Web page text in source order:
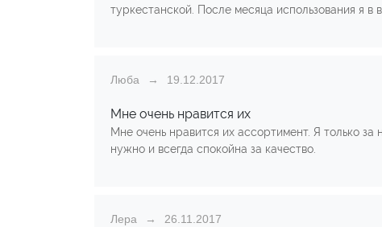
туркестанской. После месяца использования я
Люба 19.12.2017
Мне очень нравится их
Мне очень нравится их ассортимент. Я только
нужно и всегда спокойна за качество.
Лера 26.11.2017